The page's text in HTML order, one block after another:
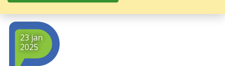
23 jan
2025